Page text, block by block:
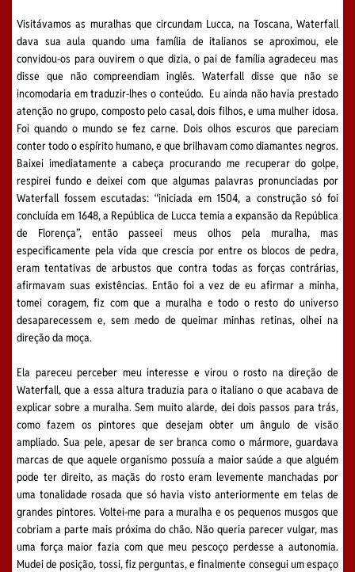
Visitávamos as muralhas que circundam Lucca, na Toscana, Waterfall
dava sua aula quando uma família de italianos se aproximou, ele
convidou-os para ouvirem o que dizia, o pai de família agradeceu mas
disse que não compreendiam inglês. Waterfall disse que não se
incomodaria em traduzir-lhes o conteúdo. Eu ainda não havia prestado
atenção no grupo, composto pelo casal, dois filhos, e uma mulher idosa.
Foi quando o mundo se fez carne. Dois olhos escuros que pareciam
conter todo o espírito humano, e que brilhavam como diamantes negros.
Baixei imediatamente a cabeça procurando me recuperar do golpe,
respirei fundo e deixei com que algumas palavras pronunciadas por
Waterfall fossem escutadas: “iniciada em 1504, a construção só foi
concluída em 1648, a República de Lucca temia a expansão da República
de Florença”, então passeei meus olhos pela muralha, mas
especificamente pela vida que crescia por entre os blocos de pedra,
eram tentativas de arbustos que contra todas as forças contrárias,
afirmavam suas existências. Então foi a vez de eu afirmar a minha,
tomei coragem, fiz com que a muralha e todo o resto do universo
desaparecessem e, sem medo de queimar minhas retinas, olhei na
direção da moça.
Ela pareceu perceber meu interesse e virou o rosto na direção de
Waterfall, que a essa altura traduzia para o italiano o que acabava de
explicar sobre a muralha. Sem muito alarde, dei dois passos para trás,
como fazem os pintores que desejam obter um ângulo de visão
ampliado. Sua pele, apesar de ser branca como o mármore, guardava
marcas de que aquele organismo possuía a maior saúde a que alguém
pode ter direito, as maçãs do rosto eram levemente manchadas por
uma tonalidade rosada que só havia visto anteriormente em telas de
grandes pintores. Voltei-me para a muralha e os pequenos musgos que
cobriam a parte mais próxima do chão. Não queria parecer vulgar, mas
uma força maior fazia com que meu pescoço perdesse a autonomia.
Mudei de posição, tossi, fiz perguntas, e finalmente consegui um espaço